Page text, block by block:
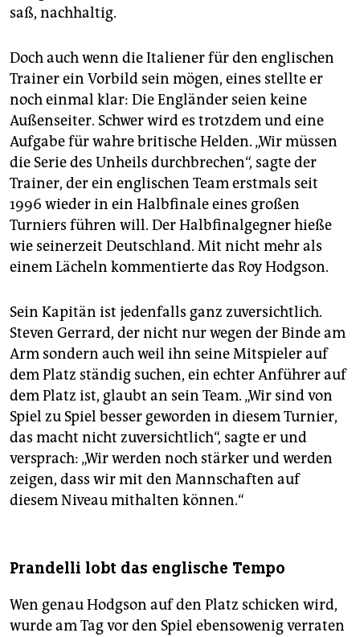
saß, nachhaltig.
Doch auch wenn die Italiener für den englischen
Trainer ein Vorbild sein mögen, eines stellte er
noch einmal klar: Die Engländer seien keine
Außenseiter. Schwer wird es trotzdem und eine
Aufgabe für wahre britische Helden. „Wir müssen
die Serie des Unheils durchbrechen“, sagte der
Trainer, der ein englischen Team erstmals seit
1996 wieder in ein Halbfinale eines großen
Turniers führen will. Der Halbfinalgegner hieße
wie seinerzeit Deutschland. Mit nicht mehr als
einem Lächeln kommentierte das Roy Hodgson.
Sein Kapitän ist jedenfalls ganz zuversichtlich.
Steven Gerrard, der nicht nur wegen der Binde am
Arm sondern auch weil ihn seine Mitspieler auf
dem Platz ständig suchen, ein echter Anführer auf
dem Platz ist, glaubt an sein Team. „Wir sind von
Spiel zu Spiel besser geworden in diesem Turnier,
das macht nicht zuversichtlich“, sagte er und
versprach: „Wir werden noch stärker und werden
zeigen, dass wir mit den Mannschaften auf
diesem Niveau mithalten können.“
Prandelli lobt das englische Tempo
Wen genau Hodgson auf den Platz schicken wird,
wurde am Tag vor den Spiel ebensowenig verraten